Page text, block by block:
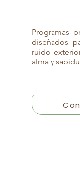
Programas
diseñados
ruido
alma y